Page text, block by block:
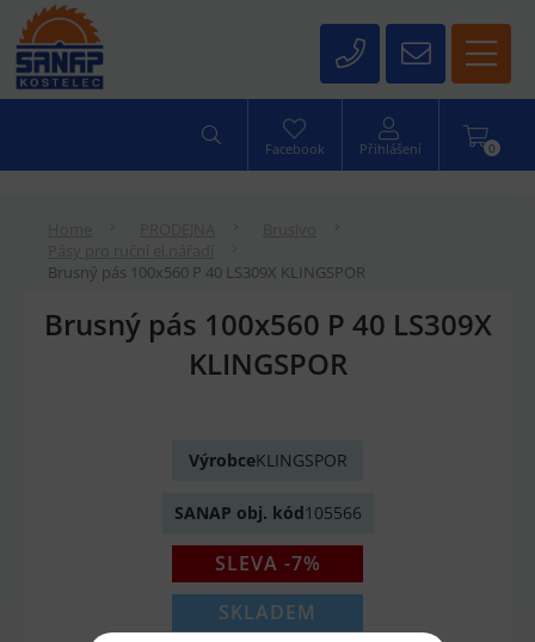
0
Facebook Přihlášení
Brusný pás 100x560 P 40 LS309X KLINGSPOR
Brusný pás 100x560 P 40 LS309X
KLINGSPOR
VýrobceKLINGSPOR
SANAP obj. kód105566
SLEVA -7%
SKLADEM